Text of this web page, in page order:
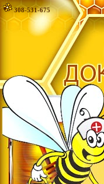
308-531-675